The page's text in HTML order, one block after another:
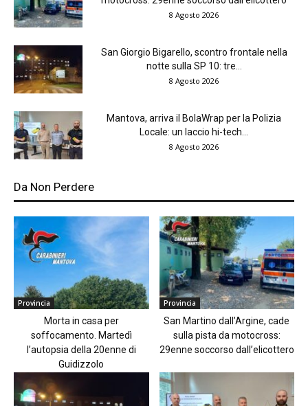
8 Agosto 2026
San Giorgio Bigarello, scontro frontale nella
notte sulla SP 10: tre...
8 Agosto 2026
Mantova, arriva il BolaWrap per la Polizia
Locale: un laccio hi-tech...
8 Agosto 2026
Da Non Perdere
Provincia
Morta in casa per
soffocamento. Martedì
l’autopsia della 20enne di
Guidizzolo
Provincia
San Martino dall’Argine, cade
sulla pista da motocross:
29enne soccorso dall’elicottero